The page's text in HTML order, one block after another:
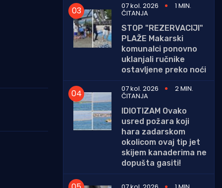
07 kol. 2026
1 MIN.
ČITANJA
STOP "REZERVACIJI"
PLAŽE Makarski
komunalci ponovno
uklanjali ručnike
ostavljene preko noći
07 kol. 2026
2 MIN.
ČITANJA
IDIOTIZAM Ovako
usred požara koji
hara zadarskom
okolicom ovaj tip jet
skijem kanaderima ne
dopušta gasiti!